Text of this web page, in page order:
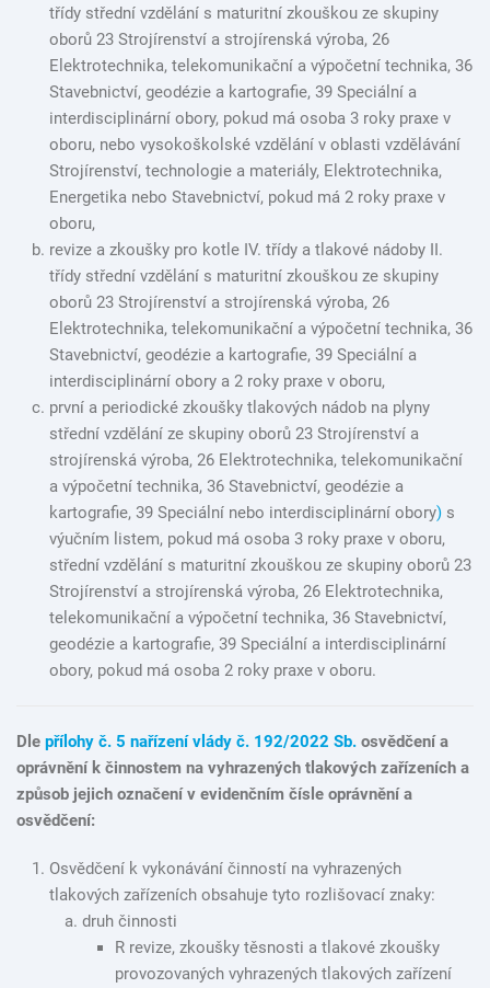
třídy střední vzdělání s maturitní zkouškou ze skupiny
oborů 23 Strojírenství a strojírenská výroba, 26
Elektrotechnika, telekomunikační a výpočetní technika, 36
Stavebnictví, geodézie a kartografie, 39 Speciální a
interdisciplinární obory, pokud má osoba 3 roky praxe v
oboru, nebo vysokoškolské vzdělání v oblasti vzdělávání
Strojírenství, technologie a materiály, Elektrotechnika,
Energetika nebo Stavebnictví, pokud má 2 roky praxe v
oboru,
revize a zkoušky pro kotle IV. třídy a tlakové nádoby II.
třídy střední vzdělání s maturitní zkouškou ze skupiny
oborů 23 Strojírenství a strojírenská výroba, 26
Elektrotechnika, telekomunikační a výpočetní technika, 36
Stavebnictví, geodézie a kartografie, 39 Speciální a
interdisciplinární obory a 2 roky praxe v oboru,
první a periodické zkoušky tlakových nádob na plyny
střední vzdělání ze skupiny oborů 23 Strojírenství a
strojírenská výroba, 26 Elektrotechnika, telekomunikační
a výpočetní technika, 36 Stavebnictví, geodézie a
kartografie, 39 Speciální nebo interdisciplinární obory) s
výučním listem, pokud má osoba 3 roky praxe v oboru,
střední vzdělání s maturitní zkouškou ze skupiny oborů 23
Strojírenství a strojírenská výroba, 26 Elektrotechnika,
telekomunikační a výpočetní technika, 36 Stavebnictví,
geodézie a kartografie, 39 Speciální a interdisciplinární
obory, pokud má osoba 2 roky praxe v oboru.
Dle přílohy č. 5 nařízení vlády č. 192/2022 Sb. osvědčení a
oprávnění k činnostem na vyhrazených tlakových zařízeních a
způsob jejich označení v evidenčním čísle oprávnění a
osvědčení:
Osvědčení k vykonávání činností na vyhrazených
tlakových zařízeních obsahuje tyto rozlišovací znaky:
druh činnosti
R revize, zkoušky těsnosti a tlakové zkoušky
provozovaných vyhrazených tlakových zařízení